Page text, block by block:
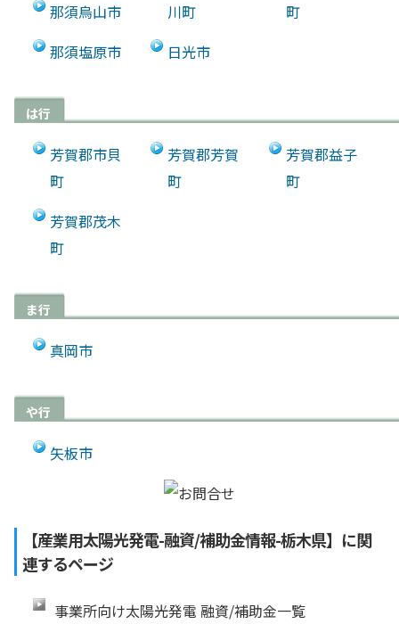
那須烏山市
川町
町
那須塩原市
日光市
は行
芳賀郡市貝
町
芳賀郡芳賀
町
芳賀郡益子
町
芳賀郡茂木
町
ま行
真岡市
や行
矢板市
【産業用太陽光発電-融資/補助金情報-栃木県】に関
連するページ
事業所向け太陽光発電 融資/補助金一覧